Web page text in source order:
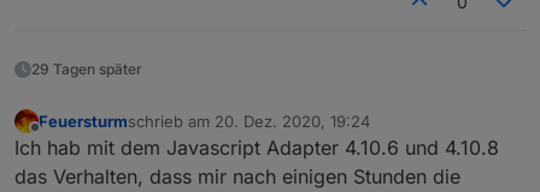
wie es ist einmal laufen lassen um Ergebnisse zu
29 Tagen später
Offline
Feuersturmschrieb am 20. Dez. 2020, 19:24
zuletzt editiert von
Ich hab mit dem Javascript Adapter 4.10.6 und 4.10.8
das Verhalten, dass mir nach einigen Stunden die